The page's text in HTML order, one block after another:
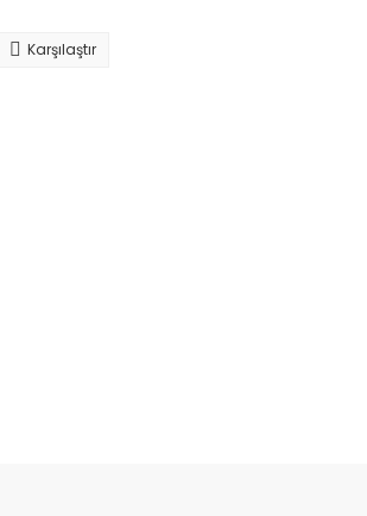
Karşılaştır